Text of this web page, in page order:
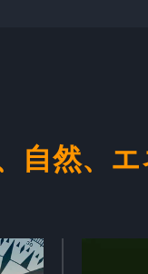
自然、